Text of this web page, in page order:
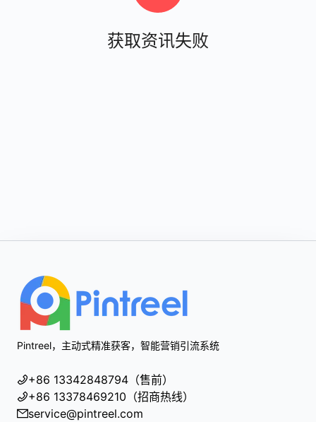
获取资讯失败
Pintreel，主动式精准获客，智能营销引流系统
+86 13342848794（售前）
+86 13378469210（招商热线）
service@pintreel.com